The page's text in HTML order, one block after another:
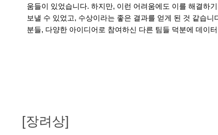
움들이 있었습니다. 하지만, 이런 어려움에도 이를 해결하
보낼 수 있었고, 수상이라는 좋은 결과를 얻게 된 것 같습
분들, 다양한 아이디어로 참여하신 다른 팀들 덕분에 데이
[장려상]